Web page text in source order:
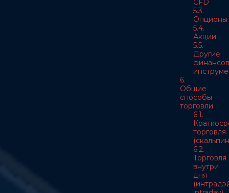
CFD
5.3.
Опционы
5.4.
Акции
5.5.
Другие
6.
Общие
способы
торговли
6.1.
торговля
6.2.
Торговля
внутри
дня